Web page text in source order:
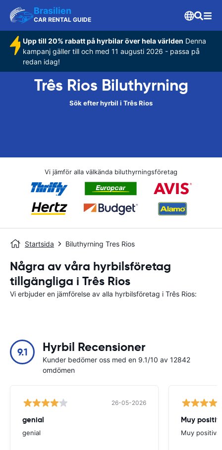
Brasilien
CAR RENTAL GUIDE
Upp till 20% rabatt på hyrbilar över hela världen Denna
kampanj gäller till och med 11 augusti 2026 - passa på
redan idag!
Três Rios Biluthyrning
Sök efter hyrbil i Três Rios
Vi jämför alla välkända biluthyrningsföretag
Startsida Biluthyrning Tres Rios
Några av våra hyrbilsföretag
tillgängliga i Três Rios
Vi erbjuder en jämförelse av alla hyrbilsföretag i Três Rios:
9.1 Hyrbil Recensioner
Kunder bedömer oss med en 9.1/10 av 12842
omdömen
26-05-2026
genial
genial
Muy
Muy positiva